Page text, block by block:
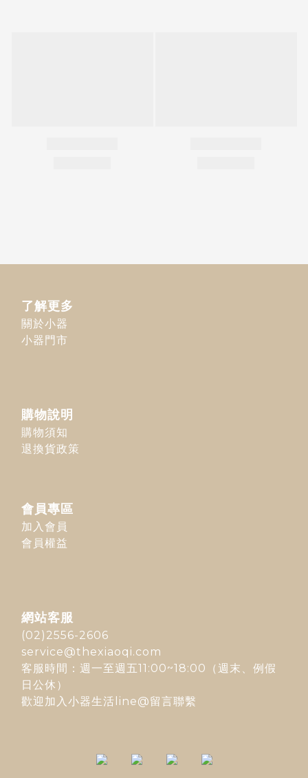
了解更多
關於小器
小器門市
購物說明
購物須知
退換貨政策
會員專區
加入會員
會員權益
網站客服
(02)2556-2606
service@thexiaoqi.com
客服時間：週一至週五11:00~18:00（週末、例假
日公休）
歡迎加入 小器生活line@留言聯繫